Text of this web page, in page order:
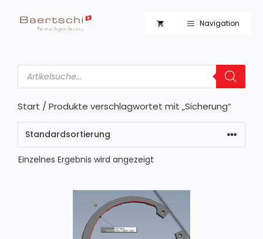
Inhalt
Navigation
Products
search
Start / Produkte verschlagwortet mit „Sicherung“
Einzelnes Ergebnis wird angezeigt